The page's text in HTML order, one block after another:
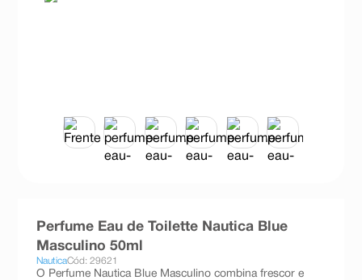
Perfume Eau de Toilette Nautica Blue
Masculino 50ml
NauticaCód: 29621
O Perfume Nautica Blue Masculino combina frescor e